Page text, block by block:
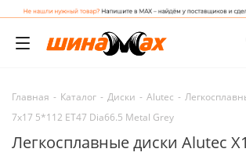
Главная - Каталог - Диски - Alutec -
7x17 5*112 ET47 Dia66.5 Metal Grey
Легкосплавные диски Alutec